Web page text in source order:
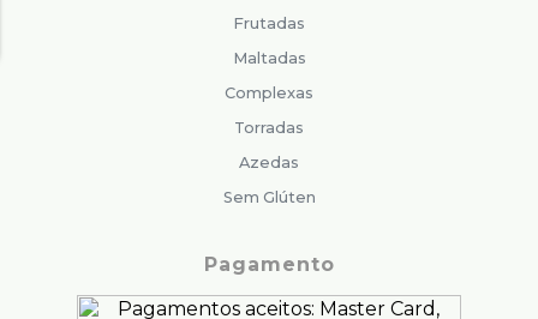
Frutadas
Maltadas
Complexas
Torradas
Azedas
Sem Glúten
Pagamento